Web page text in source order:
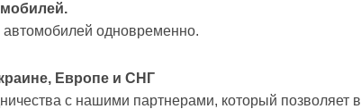
автомобилей одновременно.
Европе и СНГ
с нашими партнерами, который позволяет в